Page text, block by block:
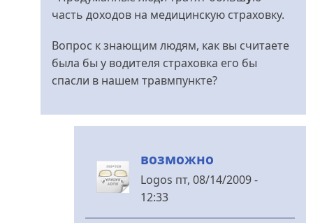
соболезную
від
Logos
часть доходов на медицинскую страховку.
Вопрос к знающим людям, как вы считаете
была бы у водителя страховка его бы
спасли в нашем травмпункте?
возможно
Logos пт, 08/14/2009 -
12:33
У